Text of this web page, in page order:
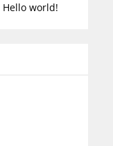
Hello world!